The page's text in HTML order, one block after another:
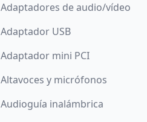
Adaptadores de audio/vídeo
Adaptador USB
Adaptador mini PCI
Altavoces y micrófonos
Audioguía inalámbrica